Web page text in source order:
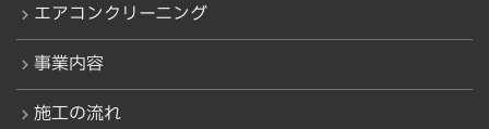
エアコンクリーニング
事業内容
施工の流れ